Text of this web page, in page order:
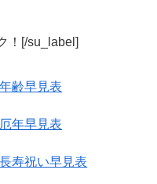
！[/su_label]
齢早見表
年早見表
寿祝い早見表